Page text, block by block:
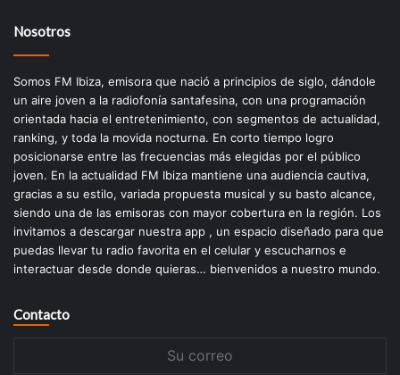
Nosotros
Somos FM Ibiza, emisora que nació a principios de siglo, dándole
un aire joven a la radiofonía santafesina, con una programación
orientada hacia el entretenimiento, con segmentos de actualidad,
ranking, y toda la movida nocturna. En corto tiempo logro
posicionarse entre las frecuencias más elegidas por el público
joven. En la actualidad FM Ibiza mantiene una audiencia cautiva,
gracias a su estilo, variada propuesta musical y su basto alcance,
siendo una de las emisoras con mayor cobertura en la región. Los
invitamos a descargar nuestra app , un espacio diseñado para que
puedas llevar tu radio favorita en el celular y escucharnos e
interactuar desde donde quieras… bienvenidos a nuestro mundo.
Contacto